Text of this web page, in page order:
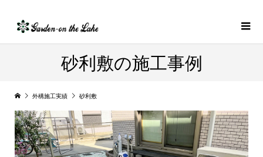
砂利敷の施工事例
外構施工実績 砂利敷